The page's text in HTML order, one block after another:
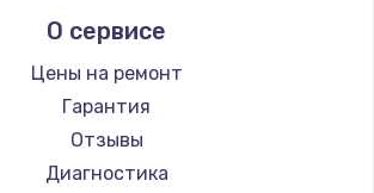
Заказать
кнопок громкости телефона
270 руб.
О сервисе
Цены на ремонт
Гарантия
Отзывы
Диагностика